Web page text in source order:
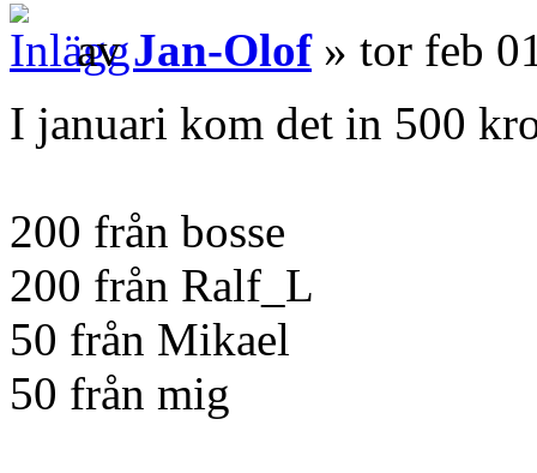
avJan-Olof» tor feb
I januari kom det in 500
200 från bosse
200 från Ralf_L
50 från Mikael
50 från mig